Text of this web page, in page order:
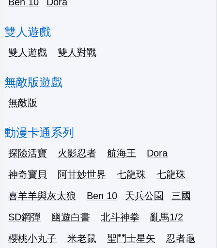
雙人遊戲
雙人遊戲 雙人對戰
無敵版遊戲
無敵版
動漫卡通系列
探險活寶 火影忍者 航海王
Dora
神奇寶貝
阿甘妙世界 七龍珠
七龍珠
喜羊羊與灰太狼
Ben 10 天兵公園
三國
SD鋼彈
幽遊白書 北斗神拳
亂馬1/2
櫻桃小丸子
米老鼠 聖鬥士星矢
忍者龜